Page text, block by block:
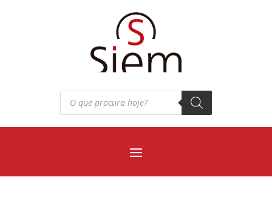
Pesquisar
produtos